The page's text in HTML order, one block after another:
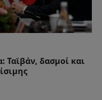
Ταϊβάν, δασμοί και